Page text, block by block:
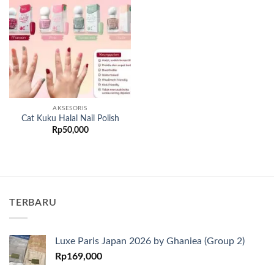
Add to
wishlist
AKSESORIS
Cat Kuku Halal Nail Polish
Rp50,000
TERBARU
Luxe Paris Japan 2026 by Ghaniea (Group 2)
Rp169,000